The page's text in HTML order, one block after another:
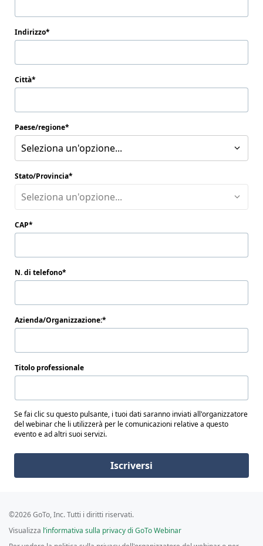
Indirizzo
Città
Paese/regione
Seleziona un'opzione...
Stato/Provincia
Seleziona un'opzione...
CAP
N. di telefono
Azienda/Organizzazione:
Titolo professionale
Se fai clic su questo pulsante, i tuoi dati saranno inviati all'organizzatore
del webinar che li utilizzerà per le comunicazioni relative a questo
evento e ad altri suoi servizi.
Iscriversi
©2026 GoTo, Inc. Tutti i diritti riservati.
Visualizza l’informativa sulla privacy di GoTo Webinar